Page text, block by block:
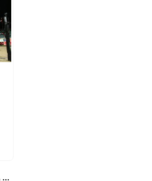
IMPIANTO IN ACCIAIO A TELESCOPIO CON BUSSOLA TRIDIMENSIONALE A NORMA F.I.V.B. DOTATO DI 6 PALI IN LEGNO MOD. MONTECARLO.